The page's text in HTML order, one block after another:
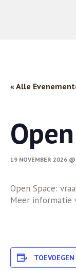
« Alle
19 NOVEMBER 2026
Open Space:
Meer informatie